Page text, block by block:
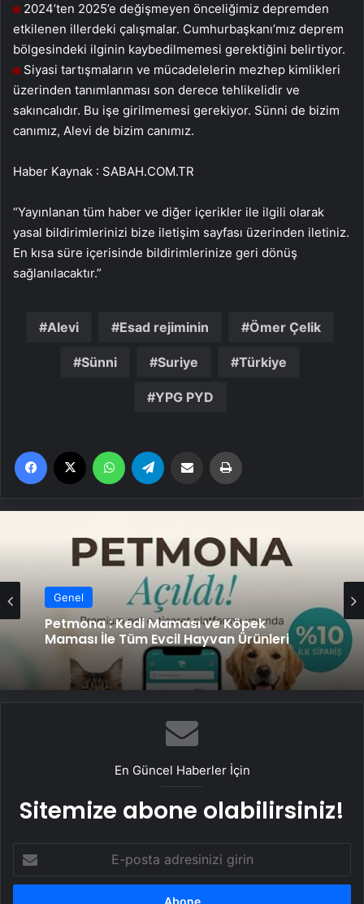
2024’ten 2025’e değişmeyen önceliğimiz depremden
etkilenen illerdeki çalışmalar. Cumhurbaşkanı’mız deprem
bölgesindeki ilginin kaybedilmemesi gerektiğini belirtiyor.
Siyasi tartışmaların ve mücadelelerin mezhep kimlikleri
üzerinden tanımlanması son derece tehlikelidir ve
sakıncalıdır. Bu işe girilmemesi gerekiyor. Sünni de bizim
canımız, Alevi de bizim canımız.
Haber Kaynak : SABAH.COM.TR
“Yayınlanan tüm haber ve diğer içerikler ile ilgili olarak
yasal bildirimlerinizi bize iletişim sayfası üzerinden iletiniz.
En kısa süre içerisinde bildirimlerinize geri dönüş
sağlanılacaktır.”
Alevi Esad rejiminin Ömer Çelik
Sünni Suriye Türkiye
YPG PYD
Facebook WhatsApp Email'den paylaş
Genel
Petmona : Kedi Maması ve Köpek
Maması İle Tüm Evcil Hayvan Ürünleri
En Güncel Haberler İçin
Sitemize abone olabilirsiniz!
posta
adresinizi